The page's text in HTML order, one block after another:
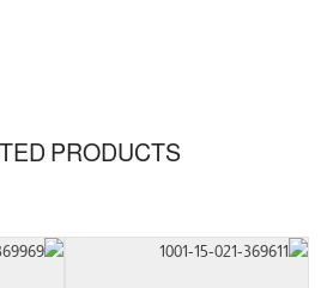
PRODUCTS